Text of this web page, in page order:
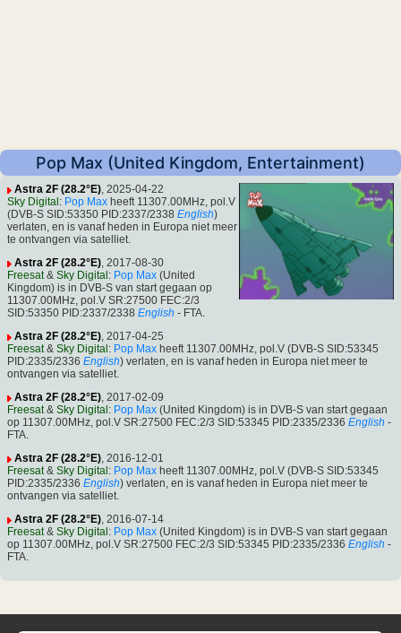
Pop Max (United Kingdom, Entertainment)
Astra 2F (28.2°E), 2025-04-22
Sky Digital : Pop Max heeft 11307.00MHz, pol.V
(DVB-S SID:53350 PID:2337/2338 English)
verlaten, en is vanaf heden in Europa niet meer
te ontvangen via satelliet.
Astra 2F (28.2°E), 2017-08-30
Freesat& Sky Digital : Pop Max (United
Kingdom) is in DVB-S van start gegaan op
11307.00MHz, pol.V SR:27500 FEC:2/3
SID:53350 PID:2337/2338 English - FTA.
Astra 2F (28.2°E), 2017-04-25
Freesat& Sky Digital : Pop Max heeft 11307.00MHz, pol.V (DVB-S SID:53345
PID:2335/2336 English) verlaten, en is vanaf heden in Europa niet meer te
ontvangen via satelliet.
Astra 2F (28.2°E), 2017-02-09
Freesat& Sky Digital : Pop Max (United Kingdom) is in DVB-S van start gegaan
op 11307.00MHz, pol.V SR:27500 FEC:2/3 SID:53345 PID:2335/2336 English -
FTA.
Astra 2F (28.2°E), 2016-12-01
Freesat& Sky Digital : Pop Max heeft 11307.00MHz, pol.V (DVB-S SID:53345
PID:2335/2336 English) verlaten, en is vanaf heden in Europa niet meer te
ontvangen via satelliet.
Astra 2F (28.2°E), 2016-07-14
Freesat& Sky Digital : Pop Max (United Kingdom) is in DVB-S van start gegaan
op 11307.00MHz, pol.V SR:27500 FEC:2/3 SID:53345 PID:2335/2336 English -
FTA.